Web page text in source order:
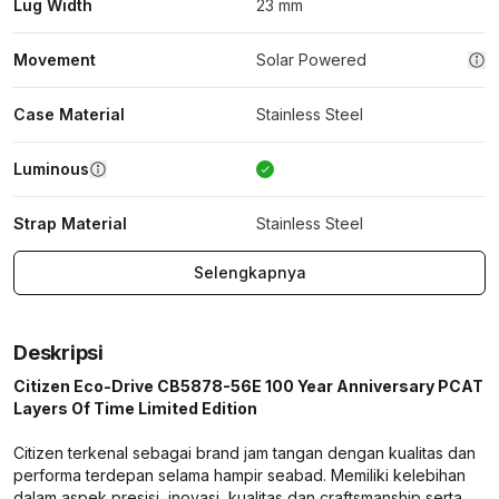
Lug Width 23 mm
Movement Solar Powered
Case Material Stainless Steel
Luminous
Strap Material Stainless Steel
Selengkapnya
Deskripsi
Citizen Eco-Drive CB5878-56E 100 Year Anniversary PCAT
Layers Of Time Limited Edition
Citizen terkenal sebagai brand jam tangan dengan kualitas dan
performa terdepan selama hampir seabad. Memiliki kelebihan